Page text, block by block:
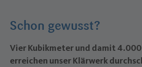
Schon gewusst?
Vier Kubikmeter und damit
erreichen unser Klärwerk